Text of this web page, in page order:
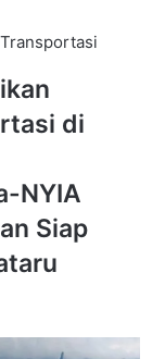
Transportasi
di
NYIA
Siap